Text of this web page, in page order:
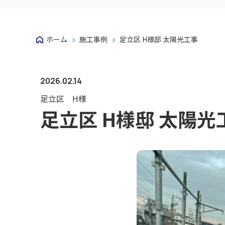
ホーム 施工事例 足立区 H様邸 太陽光工事
2026.02.14
足立区 H様
足立区 H様邸 太陽光